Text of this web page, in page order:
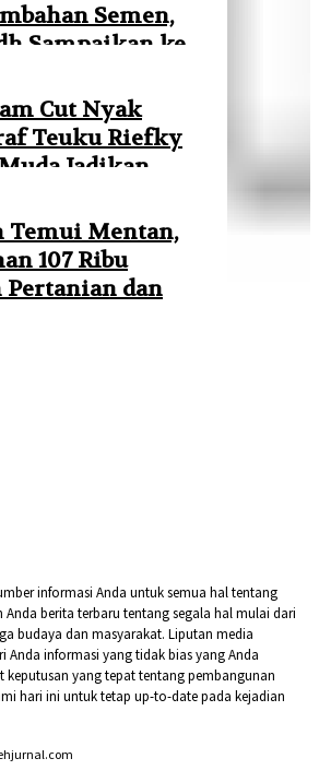
Semen,
Sampaikan ke
Cut Nyak
Teuku Riefky
Jadikan
Masa Depan
Temui Mentan,
107 Ribu
Pertanian dan
informasi Anda untuk semua hal tentang
Anda berita terbaru tentang segala hal mulai dari
budaya dan masyarakat. Liputan media
Anda informasi yang tidak bias yang Anda
yang tepat tentang pembangunan
hari ini untuk tetap up-to-date pada kejadian